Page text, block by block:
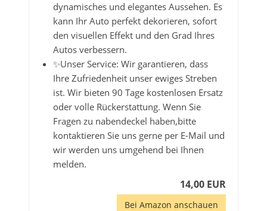
dynamisches und elegantes Aussehen. Es
kann Ihr Auto perfekt dekorieren, sofort
den visuellen Effekt und den Grad Ihres
Autos verbessern.
✨Unser Service: Wir garantieren, dass
Ihre Zufriedenheit unser ewiges Streben
ist. Wir bieten 90 Tage kostenlosen Ersatz
oder volle Rückerstattung. Wenn Sie
Fragen zu nabendeckel haben,bitte
kontaktieren Sie uns gerne per E-Mail und
wir werden uns umgehend bei Ihnen
melden.
14,00 EUR
Bei Amazon anschauen